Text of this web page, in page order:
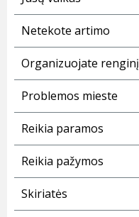
Netekote artimo
Organizuojate renginį
Problemos mieste
Reikia paramos
Reikia pažymos
Skiriatės